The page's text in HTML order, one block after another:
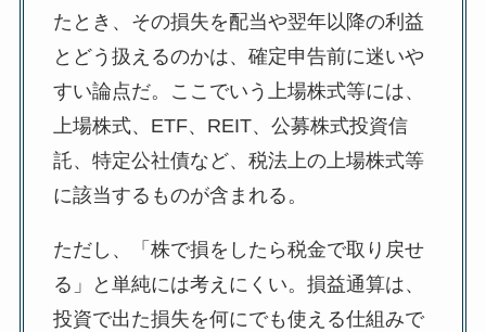
たとき、その損失を配当や翌年以降の利益
とどう扱えるのかは、確定申告前に迷いや
すい論点だ。ここでいう上場株式等には、
上場株式、ETF、REIT、公募株式投資信
託、特定公社債など、税法上の上場株式等
に該当するものが含まれる。
ただし、「株で損をしたら税金で取り戻せ
る」と単純には考えにくい。損益通算は、
投資で出た損失を何にでも使える仕組みで